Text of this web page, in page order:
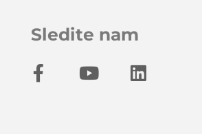
Sledite nam